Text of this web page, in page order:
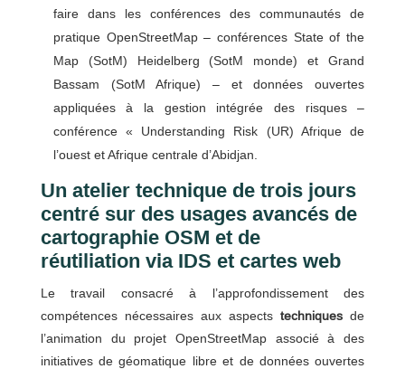
faire dans les conférences des communautés de
pratique OpenStreetMap – conférences State of the
Map (SotM) Heidelberg (SotM monde) et Grand
Bassam (SotM Afrique) – et données ouvertes
appliquées à la gestion intégrée des risques –
conférence « Understanding Risk (UR) Afrique de
l’ouest et Afrique centrale d’Abidjan.
Un atelier technique de trois jours
centré sur des usages avancés de
cartographie OSM et de
réutiliation via IDS et cartes web
Le travail consacré à l’approfondissement des
compétences nécessaires aux aspectstechniques de
l’animation du projet OpenStreetMap associé à des
initiatives de géomatique libre et de données ouvertes